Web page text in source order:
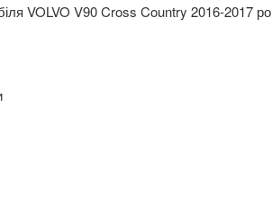
VOLVO V90 Cross Country 2016-2017